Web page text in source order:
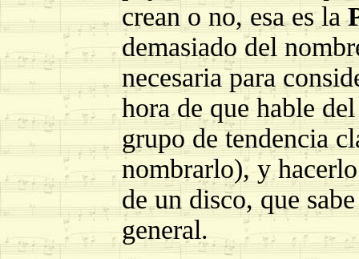
crean o no, esa es la
demasiado del
necesaria para
hora de que hable
grupo de tendencia
nombrarlo), y
de un disco, que
general.